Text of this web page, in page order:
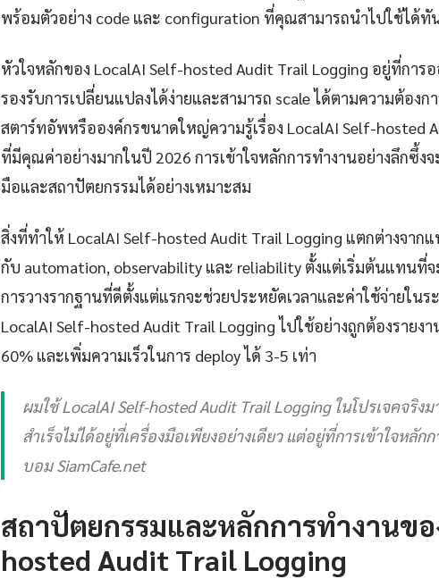
พร้อมตัวอย่าง code และ configuration ที่คุณสามารถนำไปใช้ได้ทั
หัวใจหลักของ LocalAI Self-hosted Audit Trail Logging อยู่ที่กา
รองรับการเปลี่ยนแปลงได้ง่ายและสามารถ scale ได้ตามความต้อง
สตาร์ทอัพหรือองค์กรขนาดใหญ่ความรู้เรื่อง LocalAI Self-hosted
ที่มีคุณค่าอย่างมากในปี 2026 การเข้าใจหลักการทำงานอย่างลึกซึ้ง
มือและสถาปัตยกรรมได้อย่างเหมาะสม
สิ่งที่ทำให้ LocalAI Self-hosted Audit Trail Logging แตกต่างจา
กับ automation, observability และ reliability ตั้งแต่เริ่มต้นแทนที่
การวางรากฐานที่ดีตั้งแต่แรกจะช่วยประหยัดเวลาและค่าใช้จ่ายในร
LocalAI Self-hosted Audit Trail Logging ไปใช้อย่างถูกต้องรายง
60% และเพิ่มความเร็วในการ deploy ได้ 3-5 เท่า
ผมใช้ LocalAI Self-hosted Audit Trail Logging ในโปรเจคจริง
สำเร็จไม่ได้อยู่ที่เครื่องมือเพียงอย่างเดียว แต่อยู่ที่การเข้าใจหลั
บอม SiamCafe.net
สถาปัตยกรรมและหลักการทำงานข
hosted Audit Trail Logging